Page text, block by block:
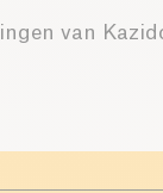
van